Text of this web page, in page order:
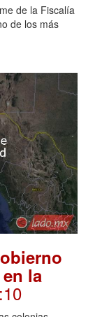
de la Fiscalía
de los más
la